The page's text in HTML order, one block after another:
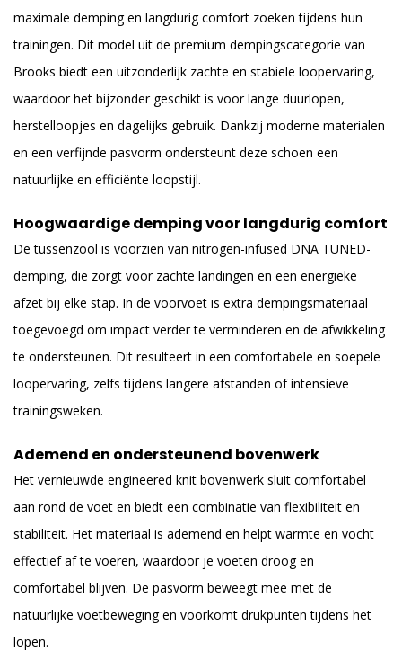
maximale demping en langdurig comfort zoeken tijdens hun
trainingen. Dit model uit de premium dempingscategorie van
Brooks biedt een uitzonderlijk zachte en stabiele loopervaring,
waardoor het bijzonder geschikt is voor lange duurlopen,
herstelloopjes en dagelijks gebruik. Dankzij moderne materialen
en een verfijnde pasvorm ondersteunt deze schoen een
natuurlijke en efficiënte loopstijl.
Hoogwaardige demping voor langdurig comfort
De tussenzool is voorzien van nitrogen-infused DNA TUNED-
demping, die zorgt voor zachte landingen en een energieke
afzet bij elke stap. In de voorvoet is extra dempingsmateriaal
toegevoegd om impact verder te verminderen en de afwikkeling
te ondersteunen. Dit resulteert in een comfortabele en soepele
loopervaring, zelfs tijdens langere afstanden of intensieve
trainingsweken.
Ademend en ondersteunend bovenwerk
Het vernieuwde engineered knit bovenwerk sluit comfortabel
aan rond de voet en biedt een combinatie van flexibiliteit en
stabiliteit. Het materiaal is ademend en helpt warmte en vocht
effectief af te voeren, waardoor je voeten droog en
comfortabel blijven. De pasvorm beweegt mee met de
natuurlijke voetbeweging en voorkomt drukpunten tijdens het
lopen.